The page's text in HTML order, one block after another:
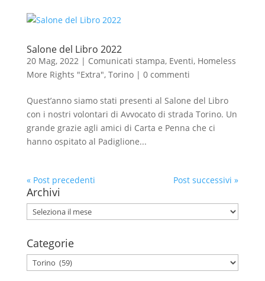
Salone del Libro 2022
20 Mag, 2022| Comunicati stampa, Eventi, Homeless
More Rights "Extra", Torino| 0 commenti
Quest’anno siamo stati presenti al Salone del Libro
con i nostri volontari di Avvocato di strada Torino. Un
grande grazie agli amici di Carta e Penna che ci
hanno ospitato al Padiglione...
« Post precedenti Post successivi »
Archivi
Archivi
Categorie
Categorie